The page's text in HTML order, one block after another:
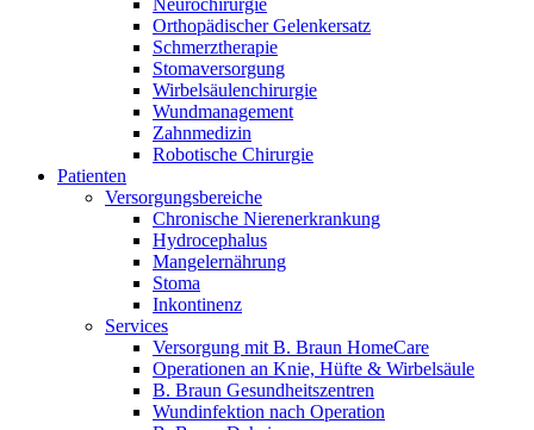
Produktkatalog
Finden Sie das Produkt, das Sie suchen. Besuchen Sie den B.
Braun Produktkatalog mit unserem kompletten Portfolio.
Innovation Hub
Lassen Sie uns Innovationen in der Medizintechnologie
gemeinsam vorantreiben. Erfahren Sie mehr über den
Innovation Hub und überzeugen Sie uns mit Ihrer Idee.
Im Dialog mit B. Braun. Hier treten Sie mit uns in
Orthopädischer Gelenkersatz
Schmerztherapie
Stomaversorgung
Wirbelsäulenchirurgie
Wundmanagement
Zahnmedizin
Robotische Chirurgie
Patienten
Versorgungsbereiche
Chronische Nierenerkrankung
Hydrocephalus
Mangelernährung
Stoma
Inkontinenz
Services
Versorgung mit B. Braun HomeCare
Operationen an Knie, Hüfte & Wirbelsäule
B. Braun Gesundheitszentren
Wundinfektion nach Operation